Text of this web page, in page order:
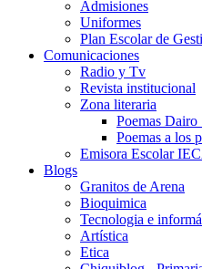
Admisiones
Uniformes
Plan Escolar de
Comunicaciones
Radio y Tv
Revista institucional
Zona literaria
Poemas Dairo
Poemas a los
Emisora Escolar
Blogs
Granitos de Arena
Bioquimica
Tecnologia e
Artística
Etica